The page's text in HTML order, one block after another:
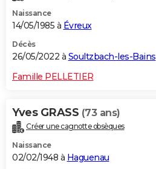
Naissance
14/05/1985 à Évreux
Décès
26/05/2022 à Soultzbach-les-Bains
Famille PELLETIER
Yves GRASS (73 ans)
Créer une cagnotte obsèques
Naissance
02/02/1948 à Haguenau